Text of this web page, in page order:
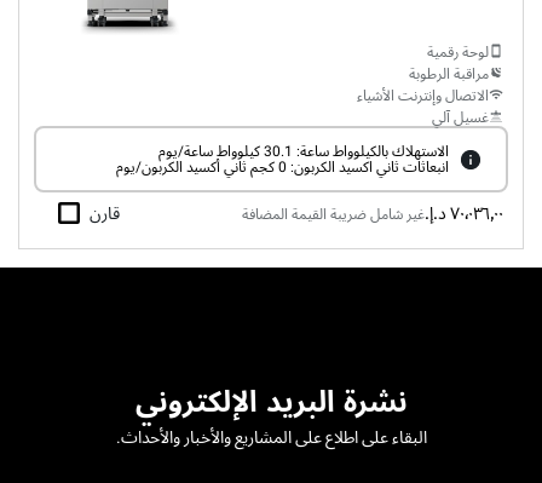
لوحة رقمية
مراقبة الرطوبة
الاتصال وإنترنت الأشياء
غسيل آلي
الاستهلاك بالكيلوواط ساعة: 30.1 كيلوواط ساعة/يوم
انبعاثات ثاني اكسيد الكربون: 0 كجم ثاني أكسيد الكربون/يوم
٧٠٬٠٣٦٫٠٠ د.إ.‏ غير شامل ضريبة القيمة المضافة قارن
نشرة البريد الإلكتروني
البقاء على اطلاع على المشاريع والأخبار والأحداث.